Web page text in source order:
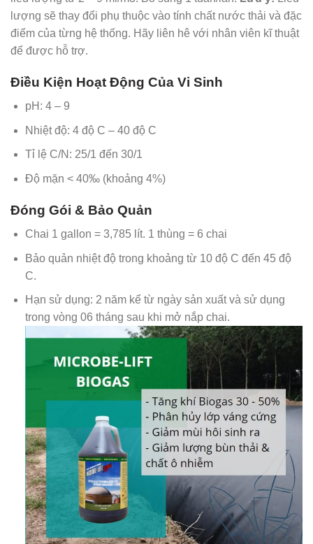
lượng sẽ thay đổi phụ thuộc vào tính chất nước thải và đặc
điểm của từng hệ thống. Hãy liên hê với nhân viên kĩ thuật
để được hỗ trợ.
Điều Kiện Hoạt Động Của Vi Sinh
pH: 4 – 9
Nhiệt độ: 4 độ C – 40 độ C
Tỉ lệ C/N: 25/1 đến 30/1
Độ mặn < 40‰ (khoảng 4%)
Đóng Gói & Bảo Quản
Chai 1 gallon = 3,785 lít. 1 thùng = 6 chai
Bảo quản nhiệt độ trong khoảng từ 10 độ C đến 45 độ
C.
Hạn sử dụng: 2 năm kể từ ngày sản xuất và sử dụng
trong vòng 06 tháng sau khi mở nắp chai.